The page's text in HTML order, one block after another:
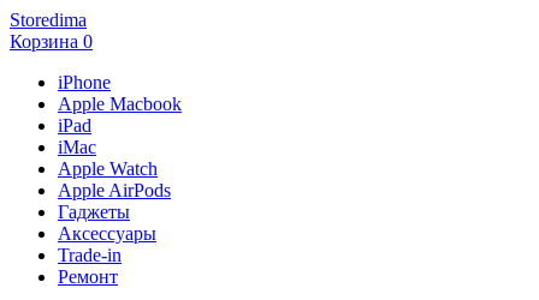
Storedima
Корзина 0
iPhone
Apple Macbook
iPad
iMac
Apple Watch
Apple AirPods
Гаджеты
Аксессуары
Trade-in
Ремонт